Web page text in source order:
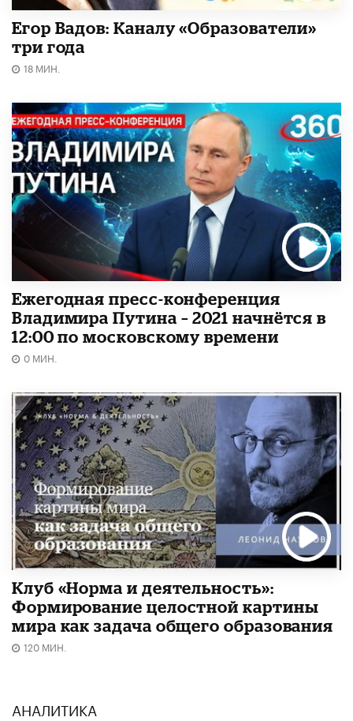
Егор Вадов: Каналу «Образователи»
три года
18 МИН.
Ежегодная пресс-конференция
Владимира Путина – 2021 начнётся в
12:00 по московскому времени
0 МИН.
Клуб «Норма и деятельность»:
Формирование целостной картины
мира как задача общего образования
120 МИН.
АНАЛИТИКА